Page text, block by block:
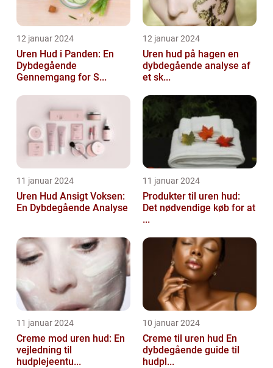
12 januar 2024
Uren Hud i Panden: En
Dybdegående
Gennemgang for S...
12 januar 2024
Uren hud på hagen en
dybdegående analyse af
et sk...
11 januar 2024
Uren Hud Ansigt Voksen:
En Dybdegående Analyse
11 januar 2024
Produkter til uren hud:
Det nødvendige køb for at
...
11 januar 2024
Creme mod uren hud: En
vejledning til
hudplejeentu...
10 januar 2024
Creme til uren hud En
dybdegående guide til
hudpl...